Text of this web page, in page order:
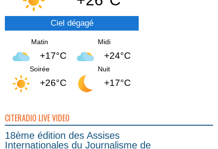
Ciel dégagé
Matin
+17°C
Midi
+24°C
Soirée
+26°C
Nuit
+17°C
CITERADIO LIVE VIDEO
18ème édition des Assises
Internationales du Journalisme de